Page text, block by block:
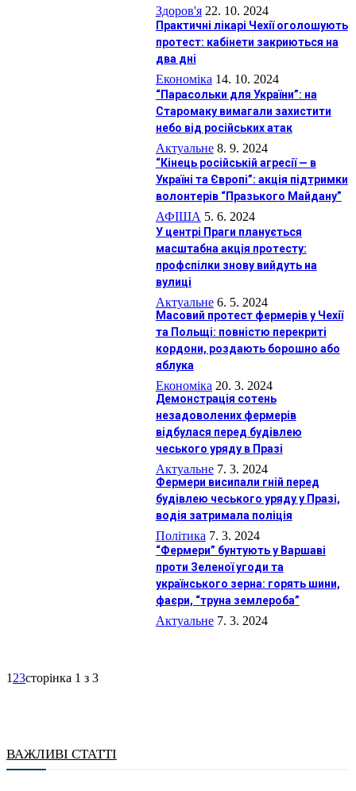
Здоров'я 22. 10. 2024
Практичні лікарі Чехії оголошують
протест: кабінети закриються на
два дні
Економіка 14. 10. 2024
“Парасольки для України”: на
Старомаку вимагали захистити
небо від російських атак
Актуальне 8. 9. 2024
“Кінець російській агресії — в
Україні та Європі”: акція підтримки
волонтерів “Празького Майдану”
АФIША 5. 6. 2024
У центрі Праги планується
масштабна акція протесту:
профспілки знову вийдуть на
вулиці
Актуальне 6. 5. 2024
Масовий протест фермерів у Чехії
та Польщі: повністю перекриті
кордони, роздають борошно або
яблука
Економіка 20. 3. 2024
Демонстрація сотень
незадоволених фермерів
відбулася перед будівлею
чеського уряду в Празі
Актуальне 7. 3. 2024
Фермери висипали гній перед
будівлею чеського уряду у Празі,
водія затримала поліція
Політика 7. 3. 2024
“Фермери” бунтують у Варшаві
проти Зеленої угоди та
українського зерна: горять шини,
фаєри, “труна землероба”
Актуальне 7. 3. 2024
1 23сторінка 1 з 3
ВАЖЛИВІ СТАТТІ